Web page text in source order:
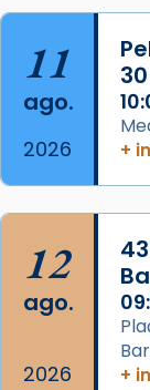
partir de
que les
eterna”)
frare Joan
que les
Mataró en
Foto
View on Facebook
11
ago.
2026
+
12
ago.
2026
+